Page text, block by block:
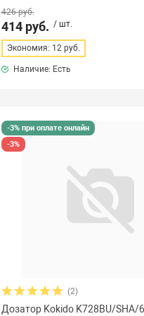
426 руб.
414 руб. / шт.
Экономия: 12 руб.
Наличие: Есть
-3% при оплате онлайн
-3%
(2)
Дозатор Kokido K728BU/SHA/